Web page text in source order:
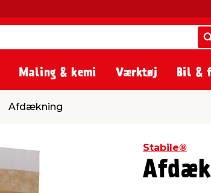
Maling & kemi Værktøj Bil &
Afdækning
Stabile®